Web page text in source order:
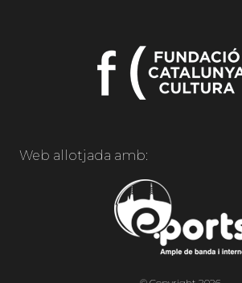
Web allotjada amb: